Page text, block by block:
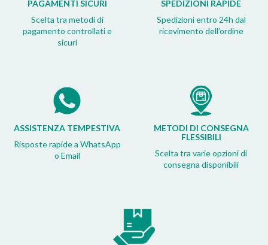
PAGAMENTI SICURI
Scelta tra metodi di
pagamento controllati e
sicuri
SPEDIZIONI RAPIDE
Spedizioni entro 24h dal
ricevimento dell’ordine
ASSISTENZA TEMPESTIVA
Risposte rapide a WhatsApp
o Email
METODI DI CONSEGNA
FLESSIBILI
Scelta tra varie opzioni di
consegna disponibili